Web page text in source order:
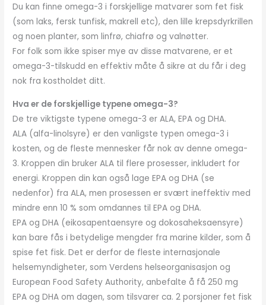
Du kan finne omega-3 i forskjellige matvarer som fet fisk
(som laks, fersk tunfisk, makrell etc), den lille krepsdyrkrillen
og noen planter, som linfrø, chiafrø og valnøtter.
For folk som ikke spiser mye av disse matvarene, er et
omega-3-tilskudd en effektiv måte å sikre at du får i deg
nok fra kostholdet ditt.
Hva er de forskjellige typene omega-3?
De tre viktigste typene omega-3 er ALA, EPA og DHA.
ALA (alfa-linolsyre) er den vanligste typen omega-3 i
kosten, og de fleste mennesker får nok av denne omega-
3. Kroppen din bruker ALA til flere prosesser, inkludert for
energi. Kroppen din kan også lage EPA og DHA (se
nedenfor) fra ALA, men prosessen er svært ineffektiv med
mindre enn 10 % som omdannes til EPA og DHA.
EPA og DHA (eikosapentaensyre og dokosaheksaensyre)
kan bare fås i betydelige mengder fra marine kilder, som å
spise fet fisk. Det er derfor de fleste internasjonale
helsemyndigheter, som Verdens helseorganisasjon og
European Food Safety Authority, anbefalte å få 250 mg
EPA og DHA om dagen, som tilsvarer ca. 2 porsjoner fet fisk